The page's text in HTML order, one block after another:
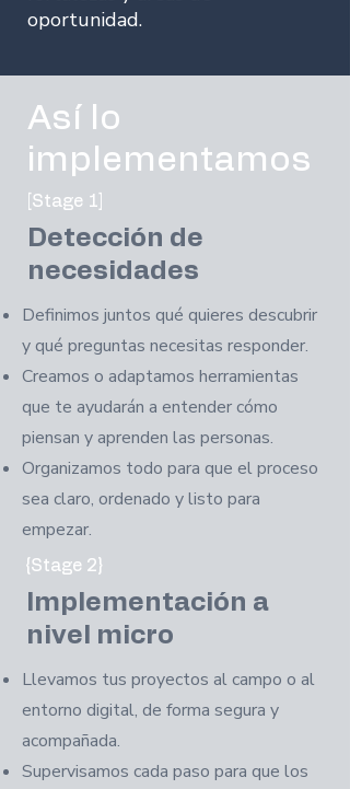
oportunidad.
Así lo
implementamos
[Stage 1]
Detección de
necesidades
Definimos juntos qué quieres descubrir
y qué preguntas necesitas responder.
Creamos o adaptamos herramientas
que te ayudarán a entender cómo
piensan y aprenden las personas.
Organizamos todo para que el proceso
sea claro, ordenado y listo para
empezar.
{Stage 2}
Implementación a
nivel micro
Llevamos tus proyectos al campo o al
entorno digital, de forma segura y
acompañada.
Supervisamos cada paso para que los